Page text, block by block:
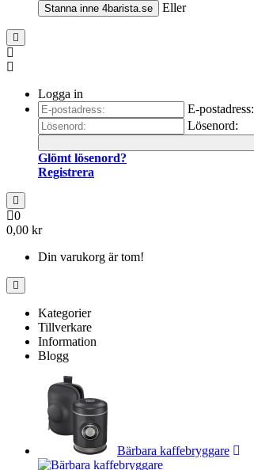
Stanna inne 4barista.se Eller
Logga in
E-postadress:
Lösenord:
Glömt lösenord?
Registrera
0
0,00 kr
Din varukorg är tom!
Kategorier
Tillverkare
Information
Blogg
Bärbara kaffebryggare